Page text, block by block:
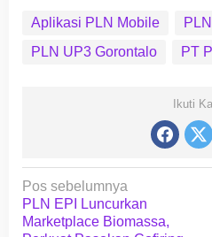
Aplikasi PLN Mobile
PLN UP3 Gorontalo
PT
Ikuti
N
a
Pos sebelumnya
PLN EPI Luncurkan
Marketplace Biomassa,